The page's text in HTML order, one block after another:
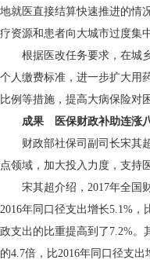
地就医直接结算快速推进的情
疗资源和患者向大城市过度集
根据医改任务要求，在城乡
个人缴费标准，进一步扩大用
比例等措施，提高大病保险对
成果 医保财政补助连涨
财政部社保司副司长宋其超
点领域，加大投入力度，支持
宋其超介绍，2017年全国财
2016年同口径支出增长5.1%
政支出的比重提高到了7.2%。
的4.7倍，比2016年同口径支